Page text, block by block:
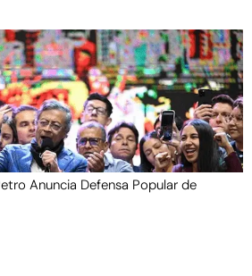
Anuncia Defensa Popular de